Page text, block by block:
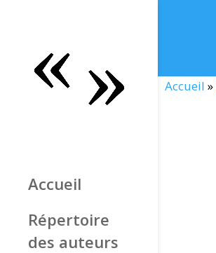
Accueil
Répertoire
des auteurs
Accueil »